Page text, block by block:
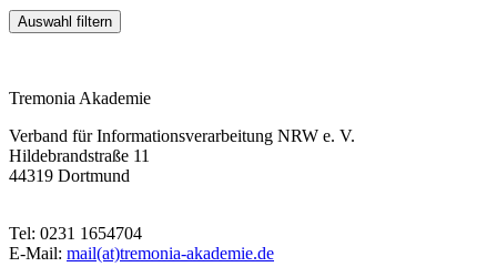
Tremonia Akademie
Verband für Informationsverarbeitung NRW e. V.
Hildebrandstraße 11
44319 Dortmund
Tel: 0231 1654704
E-Mail: mail(at)tremonia-akademie.de